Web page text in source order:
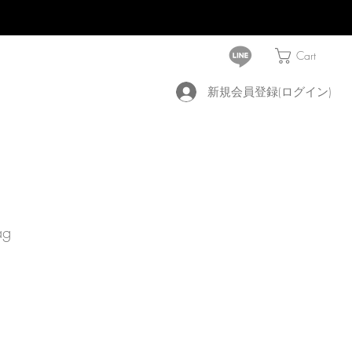
Cart
新規会員登録(ログイン)